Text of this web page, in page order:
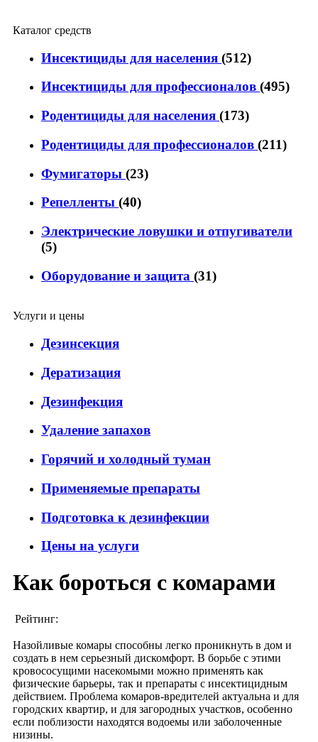
Каталог средств
Инсектициды для населения (512)
Инсектициды для профессионалов (495)
Родентициды для населения (173)
Родентициды для профессионалов (211)
Фумигаторы (23)
Репелленты (40)
Электрические ловушки и отпугиватели
(5)
Оборудование и защита (31)
Услуги и цены
Дезинсекция
Дератизация
Дезинфекция
Удаление запахов
Горячий и холодный туман
Применяемые препараты
Подготовка к дезинфекции
Цены на услуги
Как бороться с комарами
Рейтинг:
Назойливые комары способны легко проникнуть в дом и
создать в нем серьезный дискомфорт. В борьбе с этими
кровососущими насекомыми можно применять как
физические барьеры, так и препараты с инсектицидным
действием. Проблема комаров-вредителей актуальна и для
городских квартир, и для загородных участков, особенно
если поблизости находятся водоемы или заболоченные
низины.